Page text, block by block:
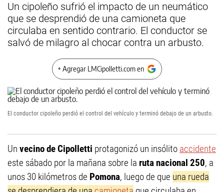
Un cipoleño sufrió el impacto de un neumático
que se desprendió de una camioneta que
circulaba en sentido contrario. El conductor se
salvó de milagro al chocar contra un arbusto.
+ Agregar LMCipolletti.com en
El conductor cipoleño perdió el control del vehículo y terminó debajo de un arbusto.
Un vecino de Cipolletti protagonizó un insólito accidente
este sábado por la mañana sobre la ruta nacional 250, a
unos 30 kilómetros de Pomona, luego de que una rueda